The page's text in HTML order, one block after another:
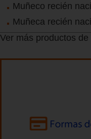
Muñeco recién
Muñeca recién
Ver más productos